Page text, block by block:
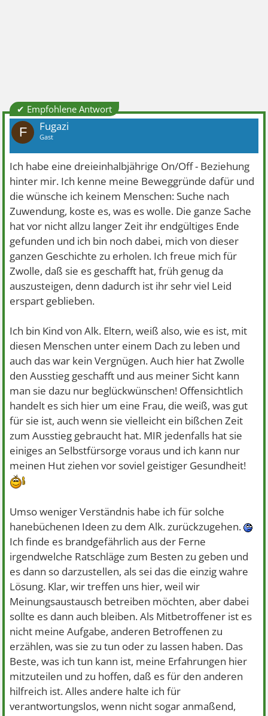
✔ Empfohlene Antwort
F Fugazi
Gast
Ich habe eine dreieinhalbjährige On/Off - Beziehung
hinter mir. Ich kenne meine Beweggründe dafür und
die wünsche ich keinem Menschen: Suche nach
Zuwendung, koste es, was es wolle. Die ganze Sache
hat vor nicht allzu langer Zeit ihr endgültiges Ende
gefunden und ich bin noch dabei, mich von dieser
ganzen Geschichte zu erholen. Ich freue mich für
Zwolle, daß sie es geschafft hat, früh genug da
auszusteigen, denn dadurch ist ihr sehr viel Leid
erspart geblieben.
Ich bin Kind von Alk. Eltern, weiß also, wie es ist, mit
diesen Menschen unter einem Dach zu leben und
auch das war kein Vergnügen. Auch hier hat Zwolle
den Ausstieg geschafft und aus meiner Sicht kann
man sie dazu nur beglückwünschen! Offensichtlich
handelt es sich hier um eine Frau, die weiß, was gut
für sie ist, auch wenn sie vielleicht ein bißchen Zeit
zum Ausstieg gebraucht hat. MIR jedenfalls hat sie
einiges an Selbstfürsorge voraus und ich kann nur
meinen Hut ziehen vor soviel geistiger Gesundheit!
Umso weniger Verständnis habe ich für solche
hanebüchenen Ideen zu dem Alk. zurückzugehen.
Ich finde es brandgefährlich aus der Ferne
irgendwelche Ratschläge zum Besten zu geben und
es dann so darzustellen, als sei das die einzig wahre
Lösung. Klar, wir treffen uns hier, weil wir
Meinungsaustausch betreiben möchten, aber dabei
sollte es dann auch bleiben. Als Mitbetroffener ist es
nicht meine Aufgabe, anderen Betroffenen zu
erzählen, was sie zu tun oder zu lassen haben. Das
Beste, was ich tun kann ist, meine Erfahrungen hier
mitzuteilen und zu hoffen, daß es für den anderen
hilfreich ist. Alles andere halte ich für
verantwortungslos, wenn nicht sogar anmaßend,